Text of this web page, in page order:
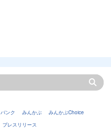
バンク みんかぶ
みんかぶChoice
プレスリリース